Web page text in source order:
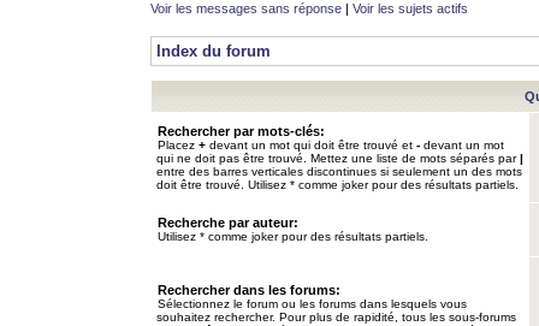
Voir les messages sans réponse | Voir les sujets actifs
Index du forum
Rechercher par mots-clés:
Placez + devant un mot qui doit être trouvé et - devant un mot
qui ne doit pas être trouvé. Mettez une liste de mots séparés par|
entre des barres verticales discontinues si seulement un des mots
doit être trouvé. Utilisez * comme joker pour des résultats partiels.
Recherche par auteur:
Utilisez * comme joker pour des résultats partiels.
Rechercher dans les forums:
Sélectionnez le forum ou les forums dans lesquels vous
souhaitez rechercher. Pour plus de rapidité, tous les sous-forums